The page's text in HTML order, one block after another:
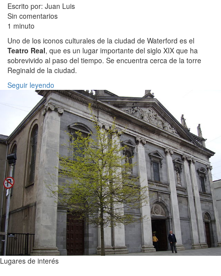
Escrito por: Juan Luis
Sin comentarios
1 minuto
Uno de los iconos culturales de la ciudad de Waterford es el
Teatro Real, que es un lugar importante del siglo XIX que ha
sobrevivido al paso del tiempo. Se encuentra cerca de la torre
Reginald de la ciudad.
Seguir leyendo
Lugares de interés